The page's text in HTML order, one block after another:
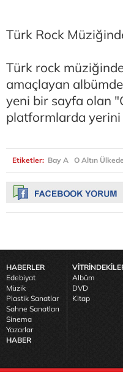
Türk Rock
Türk rock
amaçlayan
yeni bir sayfa olan
platformlarda yerini
Etiketler: Bay A O Altın Ülkede
HABERLER
Edebiyat
Müzik
Plastik Sanatlar
Sahne Sanatları
Sinema
Yazarlar
HABER
Albüm
DVD
Kitap